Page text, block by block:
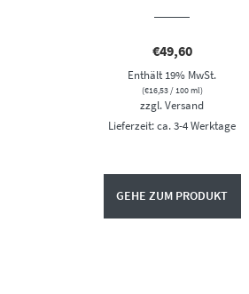
€49,60
Enthält 19% MwSt.
(€16,53/ 100 ml)
zzgl.Versand
Lieferzeit: ca. 3-4 Werktage
GEHE ZUM PRODUKT